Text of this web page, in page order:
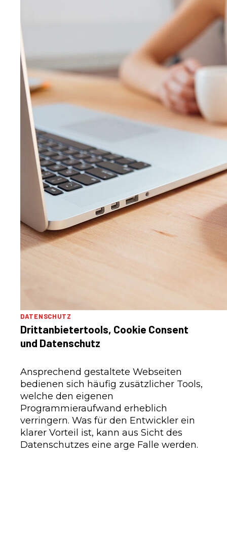
DATENSCHUTZ
Drittanbietertools, Cookie Consent
und Datenschutz
Ansprechend gestaltete Webseiten
bedienen sich häufig zusätzlicher Tools,
welche den eigenen
Programmieraufwand erheblich
verringern. Was für den Entwickler ein
klarer Vorteil ist, kann aus Sicht des
Datenschutzes eine arge Falle werden.